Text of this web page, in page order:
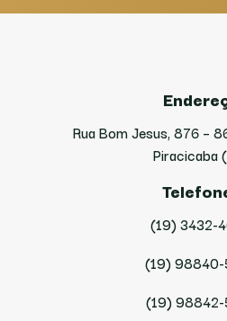
Rua Bom Jesus, 876 –
Piracicaba
(19) 3432-
(19)
(19)